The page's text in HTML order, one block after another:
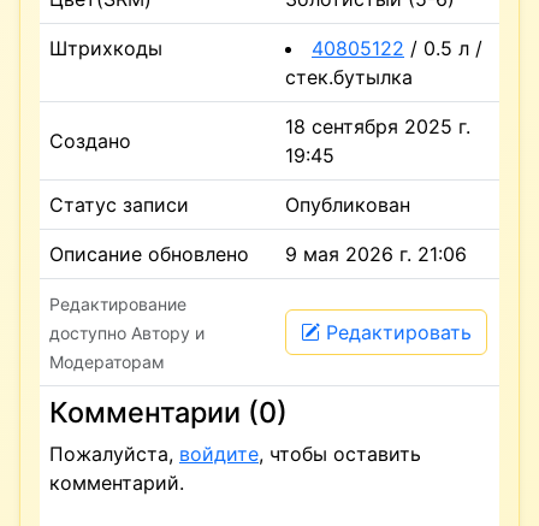
Штрихкоды 40805122 / 0.5 л /
стек.бутылка
Создано
18 сентября 2025 г.
19:45
Статус записи Опубликован
Описание обновлено 9 мая 2026 г. 21:06
Редактирование
доступно Автору и
Модераторам
Редактировать
Комментарии (0)
Пожалуйста, войдите, чтобы оставить
комментарий.